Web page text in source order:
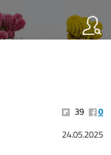
39
0
24.05.2025